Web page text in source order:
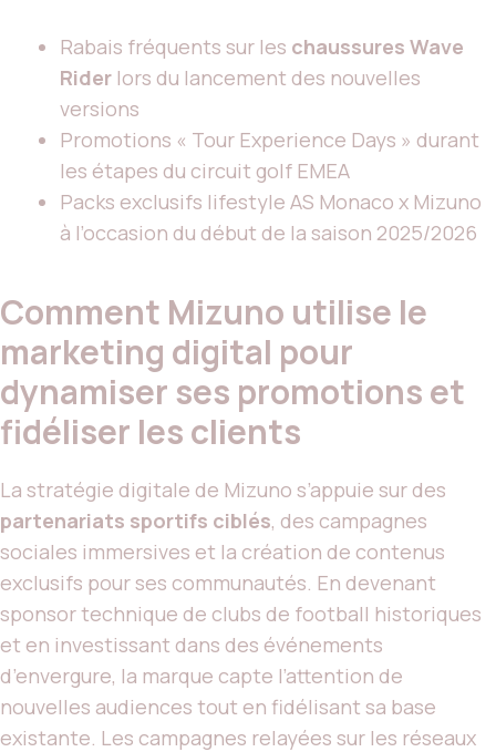
Rabais fréquents sur les chaussures Wave
Rider lors du lancement des nouvelles
versions
Promotions « Tour Experience Days » durant
les étapes du circuit golf EMEA
Packs exclusifs lifestyle AS Monaco x Mizuno
à l’occasion du début de la saison 2025/2026
Comment Mizuno utilise le
marketing digital pour
dynamiser ses promotions et
fidéliser les clients
La stratégie digitale de Mizuno s’appuie sur des
partenariats sportifs ciblés, des campagnes
sociales immersives et la création de contenus
exclusifs pour ses communautés. En devenant
sponsor technique de clubs de football historiques
et en investissant dans des événements
d’envergure, la marque capte l’attention de
nouvelles audiences tout en fidélisant sa base
existante. Les campagnes relayées sur les réseaux